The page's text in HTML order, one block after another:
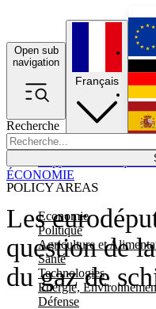
Open sub
navigation
Recherche
POLICY AREAS
Economie
Politique
Agriculture et
Santé
Technologies
Energie,
Défense
Français
Les
question de
du gaz de
ÉCONOMIE